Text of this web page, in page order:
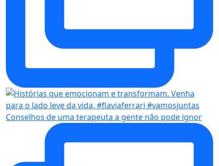
Conselhos de uma terapeuta a gente não pode ignor